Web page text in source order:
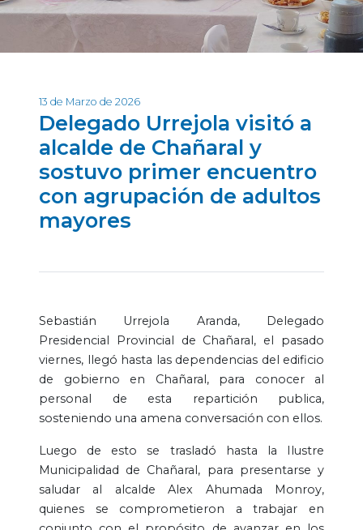
13 de Marzo de 2026
Delegado Urrejola visitó a
alcalde de Chañaral y
sostuvo primer encuentro
con agrupación de adultos
mayores
Sebastián Urrejola Aranda, Delegado
Presidencial Provincial de Chañaral, el pasado
viernes, llegó hasta las dependencias del edificio
de gobierno en Chañaral, para conocer al
personal de esta repartición publica,
sosteniendo una amena conversación con ellos.
Luego de esto se trasladó hasta la Ilustre
Municipalidad de Chañaral, para presentarse y
saludar al alcalde Alex Ahumada Monroy,
quienes se comprometieron a trabajar en